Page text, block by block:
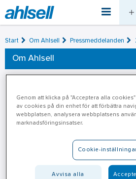
Start Om Ahlsell Pressmeddelanden
Om Ahlsell
Ny medlem i
styrelse
Terje R. Venold har utsett till ny
styrelse. Terje arbetade från 1981 inom
byggkoncernen Veidekke, där han
dess koncernchef. Med sin breda
Genom att klicka på "Acceptera alla
av cookies på din enhet för att förbättra
webbplatsen, analysera webbplatsens
marknadsföringsinsatser.
Cookie-
Avvisa alla